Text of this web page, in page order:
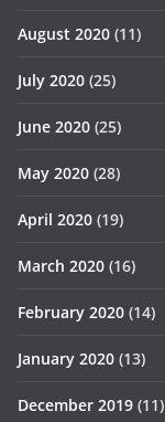
August 2020 (11)
July 2020 (25)
June 2020 (25)
May 2020 (28)
April 2020 (19)
March 2020 (16)
February 2020 (14)
January 2020 (13)
December 2019 (11)